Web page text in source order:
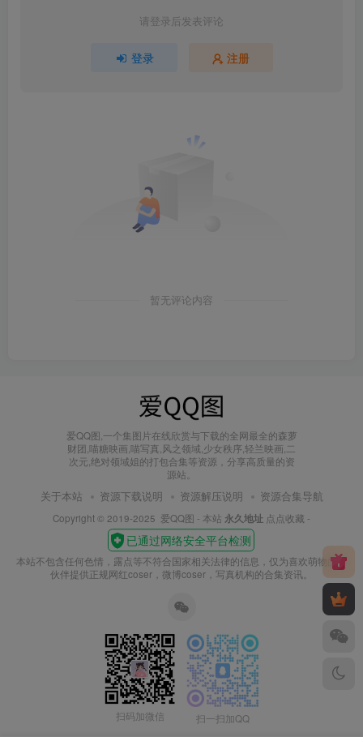
请登录后发表评论
登录 注册
暂无评论内容
爱QQ图,一个集图片在线欣赏与下载的全网最全的森萝
财团,喵糖映画,喵写真,风之领域,少女秩序,轻兰映画,二
次元,绝对领域姐的打包合集等资源，分享高质量的资
源站。
关于本站 资源下载说明 资源解压说明 资源合集导航
Copyright © 2019-2025 爱QQ图 - 本站 永久地址 点点收藏 -
本站不包含任何色情，露点等不符合国家相关法律的信息，仅为喜欢萌物的小
伙伴提供正规网红coser，微博coser，写真机构的合集资讯。
扫码加微信 扫一扫加QQ